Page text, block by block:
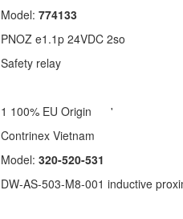
Model: 774133
PNOZ e1.1p 24VDC 2so
Safety relay
1 100% EU Origin '
Contrinex Vietnam
Model: 320-520-531
DW-AS-503-M8-001 inductive